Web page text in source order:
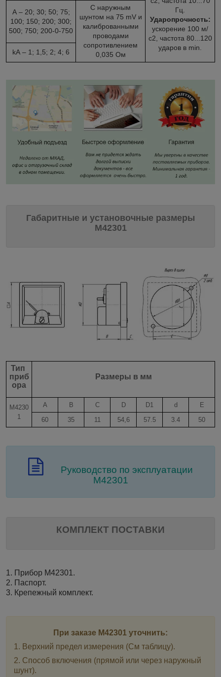
Гц.
Ударопрочность:
ускорение 100 м/
с2, частота 80...120
ударов в min.
А – 20; 30; 50; 75;
100; 150; 200; 300;
500; 750; 200-0-750
С наружным
шунтом на 75 mV и
калиброванными
проводами
сопротивлением
0,035 Ом
kА – 1; 1,5; 2; 4; 6
Габаритные и установочные размеры
М42301
Тип
приб
ора
Размеры в мм
М4230
1
A B C D D1 d
E
60
35 11 54,6 57.5 3.4 50
Руководство по эксплуатации
М42301
КОМПЛЕКТ ПОСТАВКИ
1. Прибор М42301.
2. Паспорт.
3. Крепежный комплект.
При заказе М42301 уточнить:
1. Верхний предел измерения (См таблицу).
2. Способ включения (прямой или через наружный
шунт).